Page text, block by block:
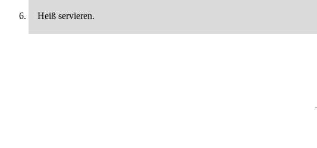
Heiß servieren.